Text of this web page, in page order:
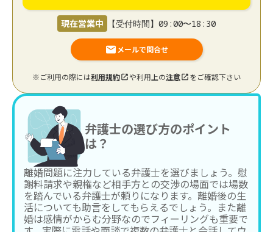
現在営業中 【受付時間】09:00〜18:30
メールで問合せ
※ご利用の際には利用規約 や利用上の注意 をご確認下さい
弁護士の選び方のポイント
は？
離婚問題に注力している弁護士を選びましょう。慰
謝料請求や親権など相手方との交渉の場面では場数
を踏んでいる弁護士が頼りになります。離婚後の生
活についても助言をしてもらえるでしょう。また離
婚は感情がからむ分野なのでフィーリングも重要で